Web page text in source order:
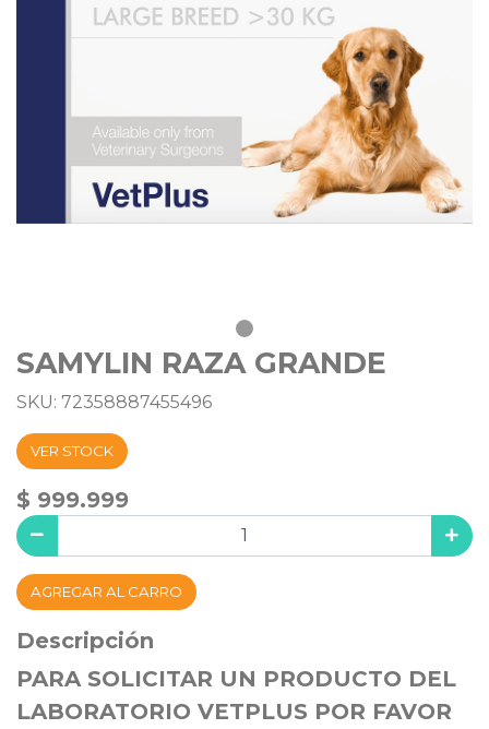
SAMYLIN RAZA GRANDE
SKU: 72358887455496
VER STOCK
$ 999.999
AGREGAR AL CARRO
Descripción
PARA SOLICITAR UN PRODUCTO DEL
LABORATORIO VETPLUS POR FAVOR